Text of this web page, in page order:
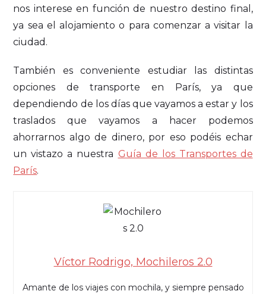
nos interese en función de nuestro destino final,
ya sea el alojamiento o para comenzar a visitar la
ciudad.
También es conveniente estudiar las distintas
opciones de transporte en París, ya que
dependiendo de los días que vayamos a estar y los
traslados que vayamos a hacer podemos
ahorrarnos algo de dinero, por eso podéis echar
un vistazo a nuestra Guía de los Transportes de
París.
Víctor Rodrigo, Mochileros 2.0
Amante de los viajes con mochila, y siempre pensado